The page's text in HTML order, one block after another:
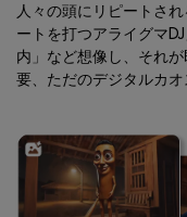
人々の頭にリピートさ
ートを打つアライグマ
内」など想像し、それ
要、ただのデジタルカオ